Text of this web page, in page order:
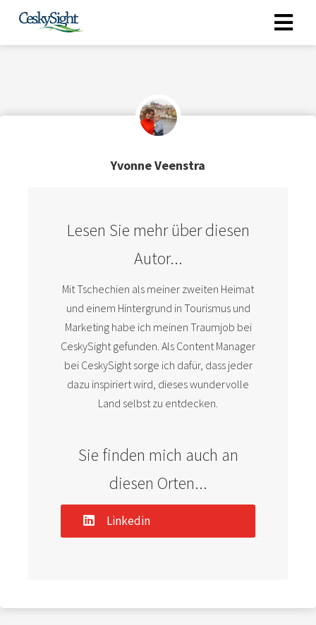
Yvonne Veenstra
Lesen Sie mehr über diesen
Autor...
Mit Tschechien als meiner zweiten Heimat
und einem Hintergrund in Tourismus und
Marketing habe ich meinen Traumjob bei
CeskySight gefunden. Als Content Manager
bei CeskySight sorge ich dafür, dass jeder
dazu inspiriert wird, dieses wundervolle
Land selbst zu entdecken.
Sie finden mich auch an
diesen Orten...
Linkedin